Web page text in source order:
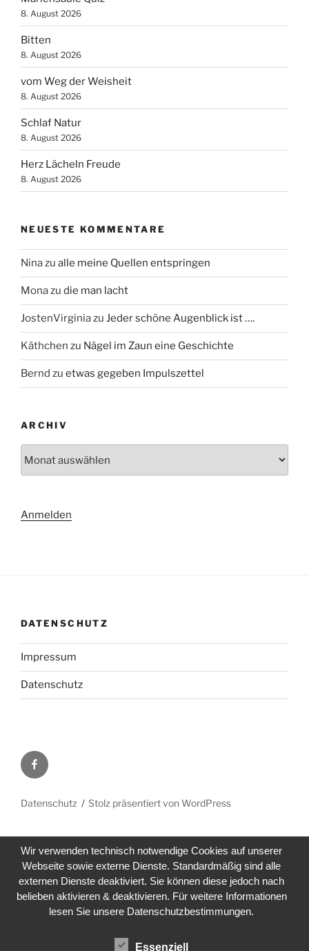
8. August 2026
Bitten
8. August 2026
vom Weg der Weisheit
8. August 2026
Schlaf Natur
8. August 2026
Herz Lächeln Freude
8. August 2026
NEUESTE KOMMENTARE
Ninazu alle meine Quellen entspringen
Monazu die man lacht
JostenVirginiazu Jeder schöne Augenblick ist ….
Käthchen zu Nägel im Zaun eine Geschichte
Bernd zu etwas gegeben Impulszettel
ARCHIV
Anmelden
DATENSCHUTZ
Impressum
Datenschutz
Facebook
Datenschutz Stolz präsentiert von WordPress
Wir verwenden technisch notwendige Cookies auf unserer
Webseite sowie externe Dienste. Standardmäßig sind alle
externen Dienste deaktiviert. Sie können diese jedoch nach
belieben aktivieren & deaktivieren. Für weitere Informationen
lesen Sie unsere Datenschutzbestimmungen.
Essenziell